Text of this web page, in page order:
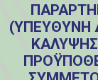
(ΥΠΕΎΘΥΝΗ